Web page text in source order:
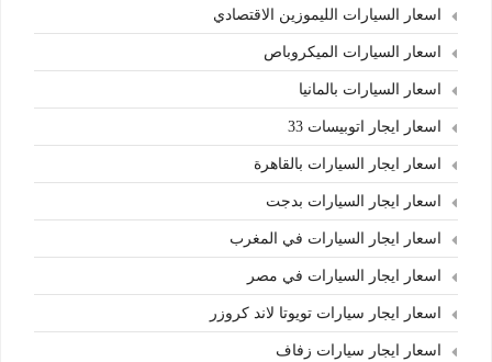
اسعار السيارات الليموزين الاقتصادي
اسعار السيارات الميكروباص
اسعار السيارات بالمانيا
اسعار ايجار اتوبيسات 33
اسعار ايجار السيارات بالقاهرة
اسعار ايجار السيارات بدجت
اسعار ايجار السيارات في المغرب
اسعار ايجار السيارات في مصر
اسعار ايجار سيارات تويوتا لاند كروزر
اسعار ايجار سيارات زفاف